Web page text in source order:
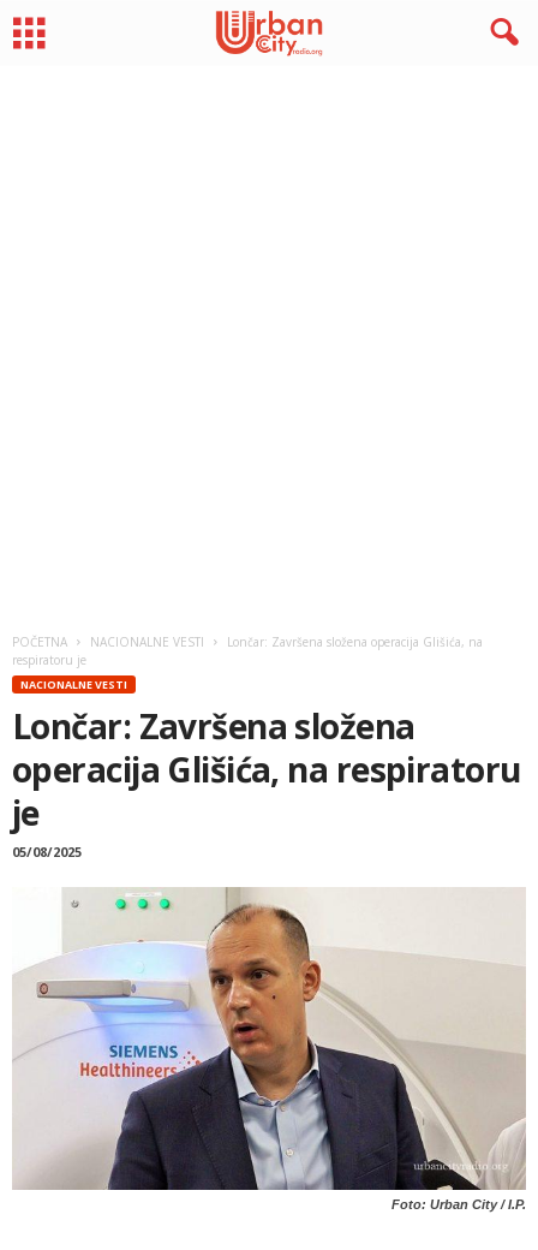
POČETNA NACIONALNE VESTI
Lončar: Završena složena operacija Glišića, na
respiratoru je
NACIONALNE VESTI
Lončar: Završena složena
operacija Glišića, na respiratoru
je
05/08/2025
Foto: Urban City / I.P.